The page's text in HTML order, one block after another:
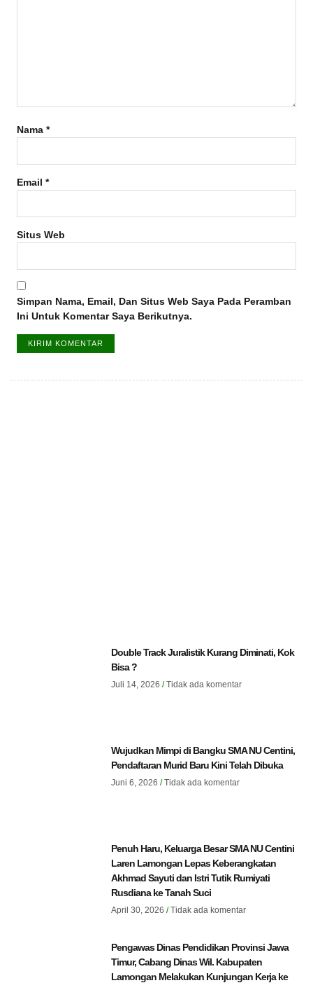
Nama *
Email *
Situs Web
Simpan Nama, Email, Dan Situs Web Saya Pada Peramban
Ini Untuk Komentar Saya Berikutnya.
Double Track Juralistik Kurang Diminati, Kok
Bisa ?
Juli 14, 2026 Tidak ada komentar
Wujudkan Mimpi di Bangku SMA NU Centini,
Pendaftaran Murid Baru Kini Telah Dibuka
Juni 6, 2026 Tidak ada komentar
Penuh Haru, Keluarga Besar SMA NU Centini
Laren Lamongan Lepas Keberangkatan
Akhmad Sayuti dan Istri Tutik Rumiyati
Rusdiana ke Tanah Suci
April 30, 2026 Tidak ada komentar
Pengawas Dinas Pendidikan Provinsi Jawa
Timur, Cabang Dinas Wil. Kabupaten
Lamongan Melakukan Kunjungan Kerja ke